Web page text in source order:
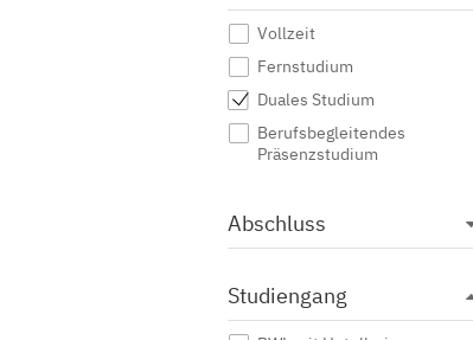
Vollzeit
Fernstudium
Duales Studium
Berufsbegleitendes
Präsenzstudium
Abschluss
Studiengang